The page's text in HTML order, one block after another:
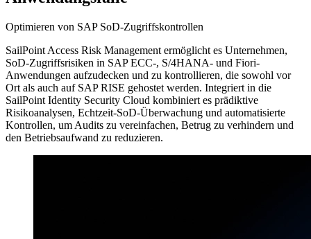
Optimieren von SAP SoD-Zugriffskontrollen
SailPoint Access Risk Management ermöglicht es Unternehmen,
SoD-Zugriffsrisiken in SAP ECC-, S/4HANA- und Fiori-
Anwendungen aufzudecken und zu kontrollieren, die sowohl vor
Ort als auch auf SAP RISE gehostet werden. Integriert in die
SailPoint Identity Security Cloud kombiniert es prädiktive
Risikoanalysen, Echtzeit-SoD-Überwachung und automatisierte
Kontrollen, um Audits zu vereinfachen, Betrug zu verhindern und
den Betriebsaufwand zu reduzieren.